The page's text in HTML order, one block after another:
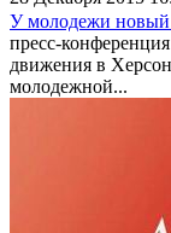
У молодежи новый
пресс-
движения в
молодежной...